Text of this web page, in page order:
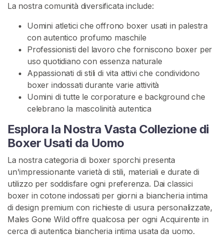
La nostra comunità diversificata include:
Uomini atletici che offrono boxer usati in palestra
con autentico profumo maschile
Professionisti del lavoro che forniscono boxer per
uso quotidiano con essenza naturale
Appassionati di stili di vita attivi che condividono
boxer indossati durante varie attività
Uomini di tutte le corporature e background che
celebrano la mascolinità autentica
Esplora la Nostra Vasta Collezione di
Boxer Usati da Uomo
La nostra categoria di boxer sporchi presenta
un'impressionante varietà di stili, materiali e durate di
utilizzo per soddisfare ogni preferenza. Dai classici
boxer in cotone indossati per giorni a biancheria intima
di design premium con richieste di usura personalizzate,
Males Gone Wild offre qualcosa per ogni Acquirente in
cerca di autentica biancheria intima usata da uomo.
u
e
r
a
I
n
t
i
m
a